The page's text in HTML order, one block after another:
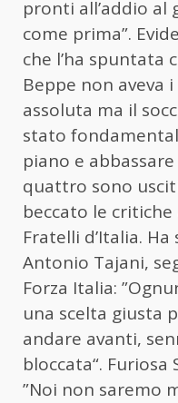
pronti all’addio al
come prima”.
che l’ha spuntata
Beppe non aveva
assoluta ma il
stato
piano e
quattro sono usciti
beccato le critiche
Fratelli d’Italia.
Antonio Tajani,
Forza Italia:
una scelta giusta
andare avanti,
bloccata“. Furiosa
”Noi non saremo